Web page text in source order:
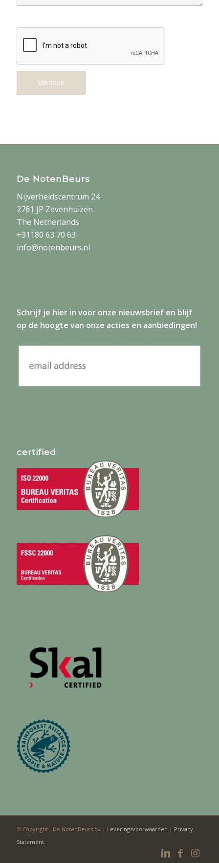
De NotenBeurs
Nijverheidscentrum 24
2761 JP Zevenhuizen
The Netherlands
+31180 63 70 63
info@notenbeurs.nl
Schrijf je hierin voor onze nieuwsbrief en blijf
op de hoogte van onze acties en aanbiedingen!
certified
© Copyright - De NotenBeurs bv | Leveringsvoorwaarden | Privacy
Statement